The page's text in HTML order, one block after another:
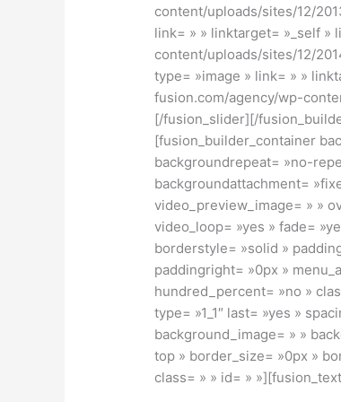
content/uploads/sites/12/
link= » » linktarget= »_self »
content/uploads/sites/12/
type= »image » link= » »
fusion.com/agency/wp-
[/fusion_slider][/
[fusion_builder_container
backgroundrepeat= »no-
backgroundattachment=
video_preview_image= » »
video_loop= »yes » fade=
borderstyle= »solid »
paddingright= »0px »
hundred_percent= »no »
type= »1_1″ last= »yes »
background_image= » »
top » border_size= »0px »
class= » » id= »